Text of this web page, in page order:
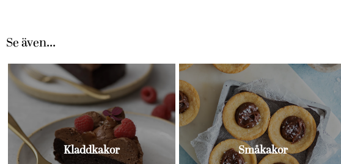
Se även...
Kladdkakor Småkakor